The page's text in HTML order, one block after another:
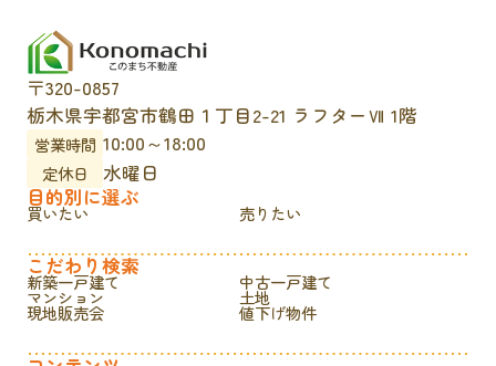
〒320-0857
栃木県宇都宮市鶴田１丁目2-21 ラフターⅦ 1階
営業時間 10:00～18:00
定休日
水曜日
目的別に選ぶ
買いたい 売りたい
こだわり検索
新築一戸建て 中古一戸建て
マンション 土地
現地販売会 値下げ物件